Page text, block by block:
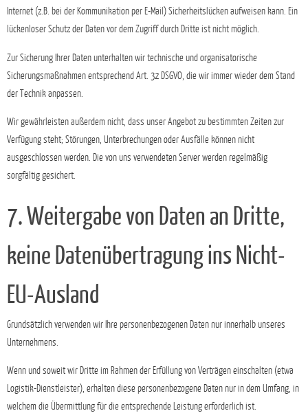
Internet (z.B. bei der Kommunikation per E-Mail) Sicherheitslücken aufweisen kann. Ein
lückenloser Schutz der Daten vor dem Zugriff durch Dritte ist nicht möglich.
Zur Sicherung Ihrer Daten unterhalten wir technische und organisatorische
Sicherungsmaßnahmen entsprechend Art. 32 DSGVO, die wir immer wieder dem Stand
der Technik anpassen.
Wir gewährleisten außerdem nicht, dass unser Angebot zu bestimmten Zeiten zur
Verfügung steht; Störungen, Unterbrechungen oder Ausfälle können nicht
ausgeschlossen werden. Die von uns verwendeten Server werden regelmäßig
sorgfältig gesichert.
7. Weitergabe von Daten an Dritte,
keine Datenübertragung ins Nicht-
EU-Ausland
Grundsätzlich verwenden wir Ihre personenbezogenen Daten nur innerhalb unseres
Unternehmens.
Wenn und soweit wir Dritte im Rahmen der Erfüllung von Verträgen einschalten (etwa
Logistik-Dienstleister), erhalten diese personenbezogene Daten nur in dem Umfang, in
welchem die Übermittlung für die entsprechende Leistung erforderlich ist.